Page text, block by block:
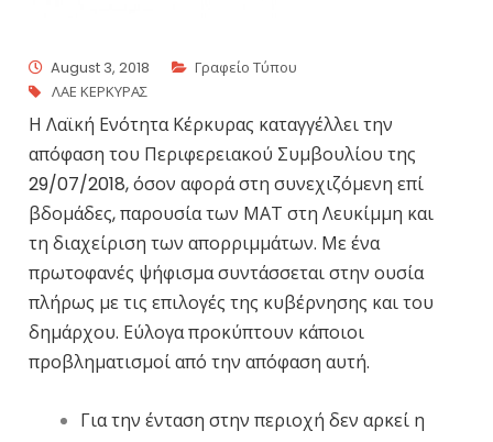
August 3, 2018
Γραφείο Τύπου
ΛΑΕ ΚΕΡΚΥΡΑΣ
Η Λαϊκή Ενότητα Κέρκυρας καταγγέλλει την
απόφαση του Περιφερειακού Συμβουλίου της
29/07/2018, όσον αφορά στη συνεχιζόμενη επί
βδομάδες, παρουσία των ΜΑΤ στη Λευκίμμη και
τη διαχείριση των απορριμμάτων. Με ένα
πρωτοφανές ψήφισμα συντάσσεται στην ουσία
πλήρως με τις επιλογές της κυβέρνησης και του
δημάρχου. Εύλογα προκύπτουν κάποιοι
προβληματισμοί από την απόφαση αυτή.
Για την ένταση στην περιοχή δεν αρκεί η